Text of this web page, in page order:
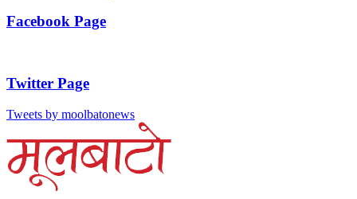
Facebook Page
Twitter Page
Tweets by moolbatonews